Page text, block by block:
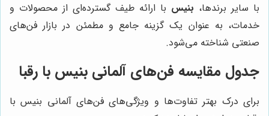
با سایر برندها، بنیس با ارائه طیف گسترده‌ای از محصولات و
خدمات، به عنوان یک گزینه جامع و مطمئن در بازار فن‌های
صنعتی شناخته می‌شود.
جدول مقایسه فن‌های آلمانی بنیس با رقبا
برای درک بهتر تفاوت‌ها و ویژگی‌های فن‌های آلمانی بنیس با